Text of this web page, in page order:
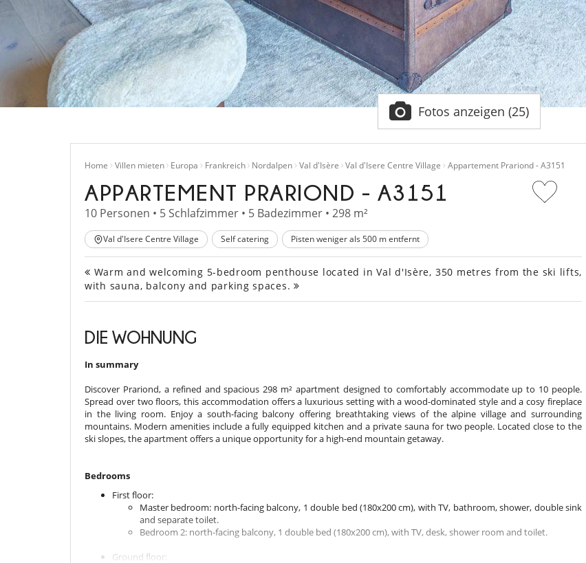
Fotos anzeigen (25)
Home Villen mieten Europa Frankreich Nordalpen Val d'Isère Val d'Isere Centre Village Appartement Prariond - A3151
APPARTEMENT PRARIOND - A3151
10 Personen • 5 Schlafzimmer • 5 Badezimmer • 298 m²
Val d'Isere Centre Village Self catering Pisten weniger als 500 m entfernt
Warm and welcoming 5-bedroom penthouse located in Val d'Isère, 350 metres from the ski lifts,
with sauna, balcony and parking spaces.
DIE WOHNUNG
In summary
Discover Prariond, a refined and spacious 298 m² apartment designed to comfortably accommodate up to 10 people.
Spread over two floors, this accommodation offers a luxurious setting with a wood-dominated style and a cosy fireplace
in the living room. Enjoy a south-facing balcony offering breathtaking views of the alpine village and surrounding
mountains. Modern amenities include a fully equipped kitchen and a private sauna for two people. Located close to the
ski slopes, the apartment offers a unique opportunity for a high-end mountain getaway.
Bedrooms
First floor:
Master bedroom: north-facing balcony, 1 double bed (180x200 cm), with TV, bathroom, shower, double sink
and separate toilet.
Bedroom 2: north-facing balcony, 1 double bed (180x200 cm), with TV, desk, shower room and toilet.
Ground floor: